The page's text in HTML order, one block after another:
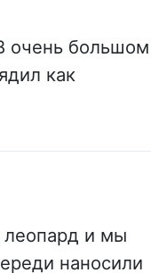
очень большом
как
леопард и мы
наносили